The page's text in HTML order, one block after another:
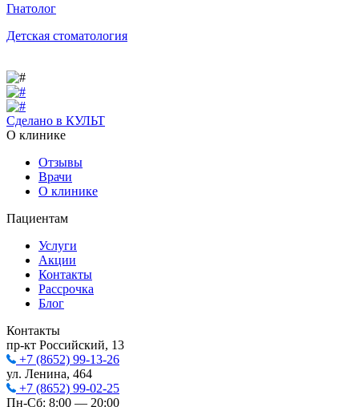
Гнатолог
Детская стоматология
Сделано в КУЛЬТ
О клинике
Отзывы
Врачи
О клинике
Пациентам
Услуги
Акции
Контакты
Рассрочка
Блог
Контакты
пр-кт Российский, 13
+7 (8652) 99-13-26
ул. Ленина, 464
+7 (8652) 99-02-25
Пн-Сб: 8:00 — 20:00